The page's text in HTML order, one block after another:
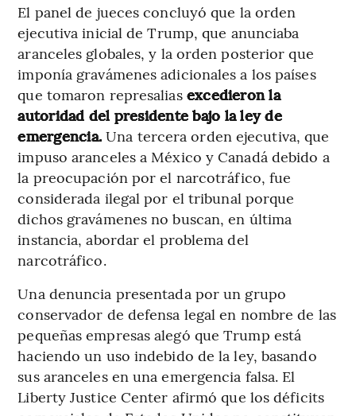
El panel de jueces concluyó que la orden
ejecutiva inicial de Trump, que anunciaba
aranceles globales, y la orden posterior que
imponía gravámenes adicionales a los países
que tomaron represalias excedieron la
autoridad del presidente bajo la ley de
emergencia. Una tercera orden ejecutiva, que
impuso aranceles a México y Canadá debido a
la preocupación por el narcotráfico, fue
considerada ilegal por el tribunal porque
dichos gravámenes no buscan, en última
instancia, abordar el problema del
narcotráfico.
Una denuncia presentada por un grupo
conservador de defensa legal en nombre de las
pequeñas empresas alegó que Trump está
haciendo un uso indebido de la ley, basando
sus aranceles en una emergencia falsa. El
Liberty Justice Center afirmó que los déficits